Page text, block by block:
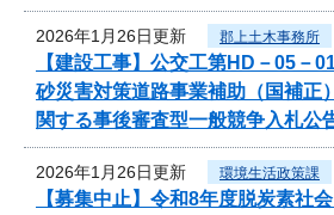
2026年1月26日更新 郡上土木事務所
【建設工事】公交工第HD－05－
砂災害対策道路事業補助（国補正
関する事後審査型一般競争入札公
2026年1月26日更新 環境生活政策課
【募集中止】令和8年度脱炭素社